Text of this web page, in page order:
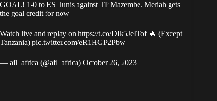
GOAL! 1-0 to ES Tunis against TP Mazembe. Meriah gets
the goal credit for now
Watch live and replay on https://t.co/DIk5JeITof🔥 (Except
Tanzania) pic.twitter.com/eR1HGP2Pbw
— afl_africa (@afl_africa) October 26, 2023